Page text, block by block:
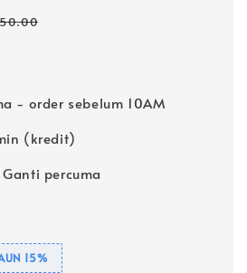
- order sebelum 10AM
(kredit)
percuma
15%